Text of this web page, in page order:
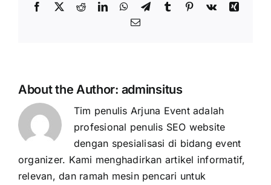
Facebook
X RedditLinkedInWhatsApp
TelegramTumblr Pinterest
Vk
Xing
Email
About the Author: adminsitus
Tim penulis Arjuna Event adalah
profesional penulis SEO website
dengan spesialisasi di bidang event
organizer. Kami menghadirkan artikel informatif,
relevan, dan ramah mesin pencari untuk